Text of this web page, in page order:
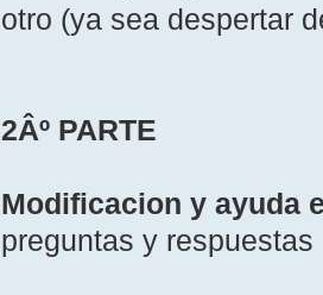
otro (ya sea despertar
2Âº PARTE
Modificacion y ayuda
preguntas y respuestas